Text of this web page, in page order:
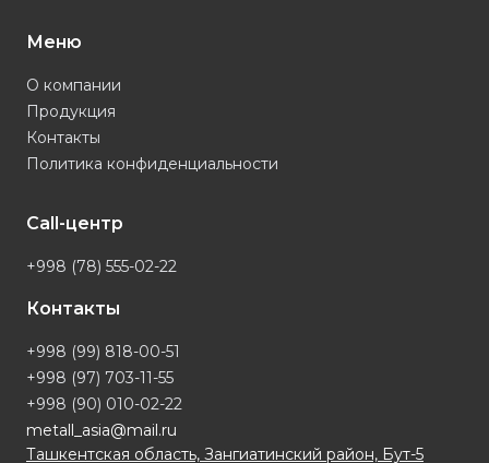
Меню
О компании
Продукция
Контакты
Политика конфиденциальности
Call-центр
+998 (78) 555-02-22
Контакты
+998 (99) 818-00-51
+998 (97) 703-11-55
+998 (90) 010-02-22
metall_asia@mail.ru
Ташкентская область, Зангиатинский район, Бут-5